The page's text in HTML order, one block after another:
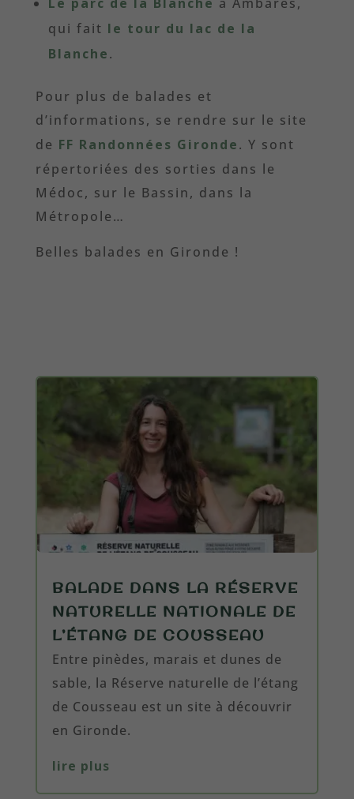
qui fait le tour du lac de la
Blanche.
Pour plus de balades et
d’informations, se rendre sur le site
de FF Randonnées Gironde. Y sont
répertoriées des sorties dans le
Médoc, sur le Bassin, dans la
Métropole…
Belles balades en Gironde !
BALADE DANS LA RÉSERVE
NATURELLE NATIONALE DE
L’ÉTANG DE COUSSEAU
Entre pinèdes, marais et dunes de
sable, la Réserve naturelle de l’étang
de Cousseau est un site à découvrir
en Gironde.
lire plus